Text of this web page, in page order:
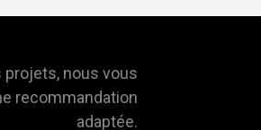
projets, nous vous
recommandation
adaptée.